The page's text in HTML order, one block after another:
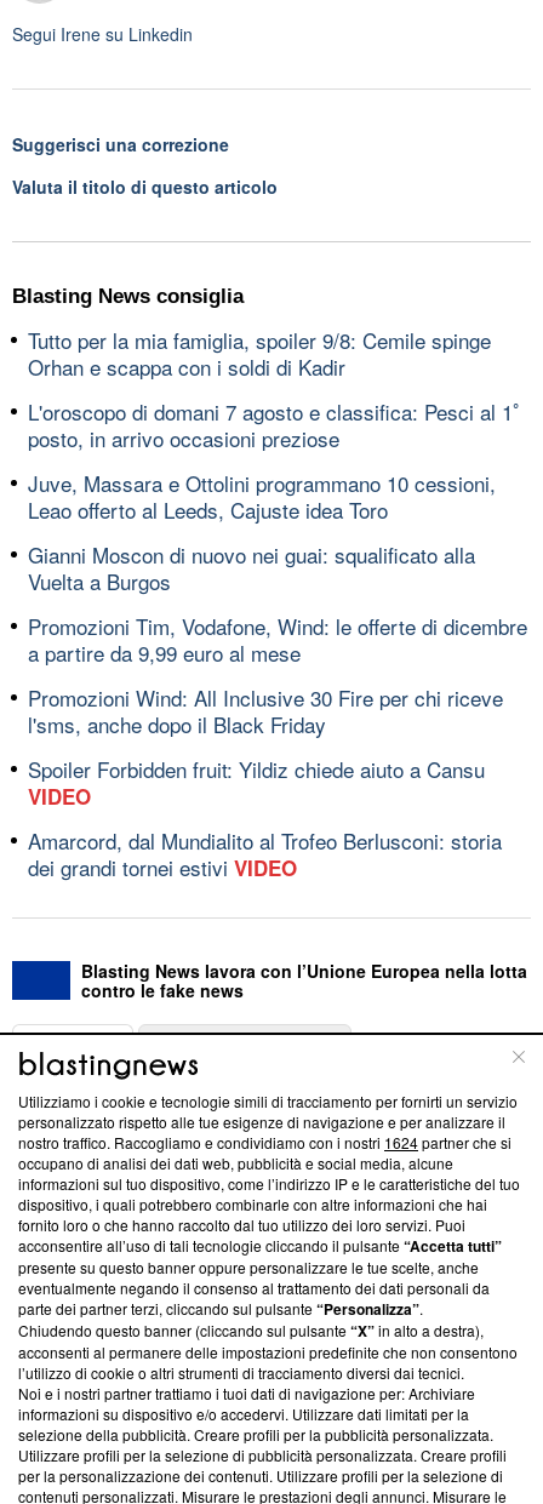
Segui Irene su Linkedin
Suggerisci una correzione
Valuta il titolo di questo articolo
Blasting News consiglia
Tutto per la mia famiglia, spoiler 9/8: Cemile spinge
Orhan e scappa con i soldi di Kadir
L'oroscopo di domani 7 agosto e classifica: Pesci al 1ﾟ
posto, in arrivo occasioni preziose
Juve, Massara e Ottolini programmano 10 cessioni,
Leao offerto al Leeds, Cajuste idea Toro
Gianni Moscon di nuovo nei guai: squalificato alla
Vuelta a Burgos
Promozioni Tim, Vodafone, Wind: le offerte di dicembre
a partire da 9,99 euro al mese
Promozioni Wind: All Inclusive 30 Fire per chi riceve
l'sms, anche dopo il Black Friday
Spoiler Forbidden fruit: Yildiz chiede aiuto a Cansu
VIDEO
Amarcord, dal Mundialito al Trofeo Berlusconi: storia
dei grandi tornei estivi VIDEO
Blasting News lavora con l’Unione Europea nella lotta
contro le fake news
ABOUT
Questa sezione offre informazioni trasparenti su Blasting
News, sui nostri processi editoriali e su come ci impegniamo a
creare news di qualità. Inoltre, afferma la nostra aderenza a
‘Trust Project - News with Integrity’Blasting News non è
ancora membro del programma, ma ha richiesto di farne
parte; Trust Project non ha ancora effettuato una verifica di
conformità agli standard.
Su di noi
Team editoriale
Corporate
Redazione
Informativa Privacy
Utilizziamo i cookie e tecnologie simili di tracciamento per fornirti un servizio
personalizzato rispetto alle tue esigenze di navigazione e per analizzare il
nostro traffico. Raccogliamo e condividiamo con i nostri 1624partner che si
occupano di analisi dei dati web, pubblicità e social media, alcune
informazioni sul tuo dispositivo, come l’indirizzo IP e le caratteristiche del tuo
dispositivo, i quali potrebbero combinarle con altre informazioni che hai
fornito loro o che hanno raccolto dal tuo utilizzo dei loro servizi. Puoi
acconsentire all’uso di tali tecnologie cliccando il pulsante“Accetta tutti”
presente su questo banner oppure personalizzare le tue scelte, anche
eventualmente negando il consenso al trattamento dei dati personali da
parte dei partner terzi, cliccando sul pulsante“Personalizza”.
Chiudendo questo banner (cliccando sul pulsante“X”in alto a destra),
acconsenti al permanere delle impostazioni predefinite che non consentono
l’utilizzo di cookie o altri strumenti di tracciamento diversi dai tecnici.
Noi e i nostri partner trattiamo i tuoi dati di navigazione per: Archiviare
informazioni su dispositivo e/o accedervi. Utilizzare dati limitati per la
selezione della pubblicità. Creare profili per la pubblicità personalizzata.
Utilizzare profili per la selezione di pubblicità personalizzata. Creare profili
per la personalizzazione dei contenuti. Utilizzare profili per la selezione di
contenuti personalizzati. Misurare le prestazioni degli annunci. Misurare le